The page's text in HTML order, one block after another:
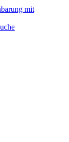
mit